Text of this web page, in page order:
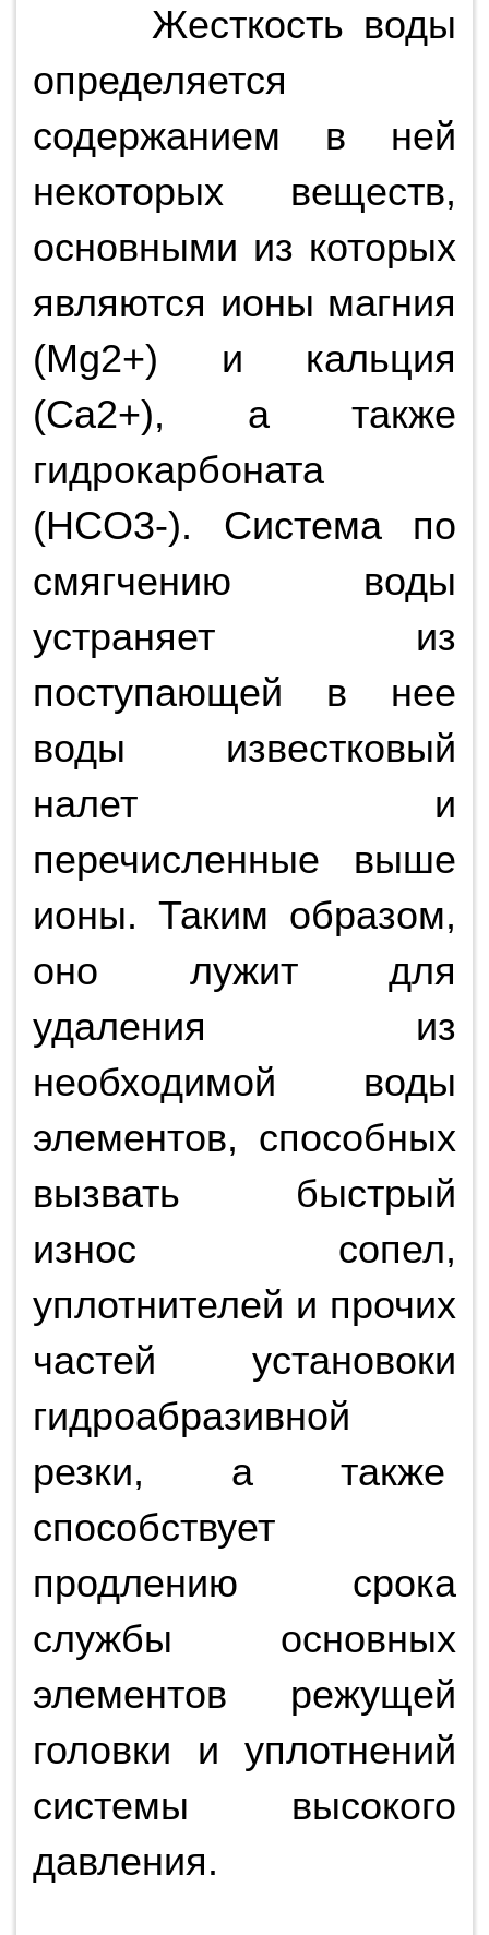
Жесткость воды
определяется
содержанием в ней
некоторых веществ,
основными из которых
являются ионы магния
(Mg2+) и кальция
(Ca2+), а также
гидрокарбоната
(HCO3-). Система по
смягчению воды
устраняет из
поступающей в нее
воды известковый
налет и
перечисленные выше
ионы. Таким образом,
оно лужит для
удаления из
необходимой воды
элементов, способных
вызвать быстрый
износ сопел,
уплотнителей и прочих
частей установоки
гидроабразивной
резки, а также
способствует
продлению срока
службы основных
элементов режущей
головки и уплотнений
системы высокого
давления.